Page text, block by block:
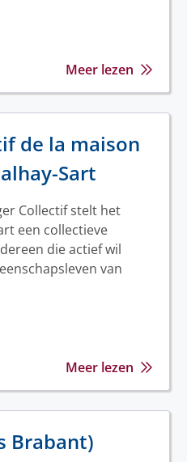
Meer lezen
de la maison
Sart
Collectif stelt het
een collectieve
die actief wil
van
Meer lezen
Brabant)